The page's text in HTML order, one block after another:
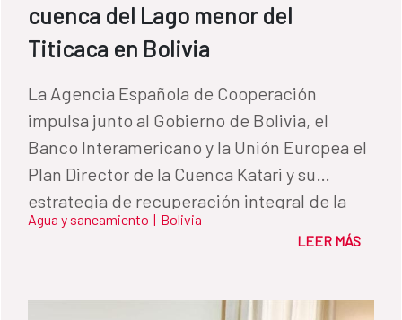
cuenca del Lago menor del
Titicaca en Bolivia
La Agencia Española de Cooperación
impulsa junto al Gobierno de Bolivia, el
Banco Interamericano y la Unión Europea el
Plan Director de la Cuenca Katari y su
estrategia de recuperación integral de la
cuenca y del lago menor del Titicaca,
Ambiente y Agua de Bolivia y el Programa
Agua y saneamiento | Bolivia
LEER MÁS